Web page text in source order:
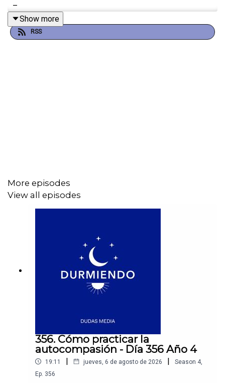
–
Soltar pensamientos que no te dejan dormir
Liberar tensión en nuestro cuerpo
Si quieres conocer más de Durmiendo Podcast
síguenos en nuestras redes sociales:
💙Instagram →
💙YouTube→
https://link.dudasmedia.com/YouTubeDSDO
💙TikTok →https://link.dudasmedia.com/TikTokDSDO
💙WhatsApp →
Show more
RSS
More episodes
View all episodes
356. Cómo practicar la
autocompasión - Día 356 Año 4
19:11 | jueves, 6 de agosto de 2026 | Season 4,
Ep. 356